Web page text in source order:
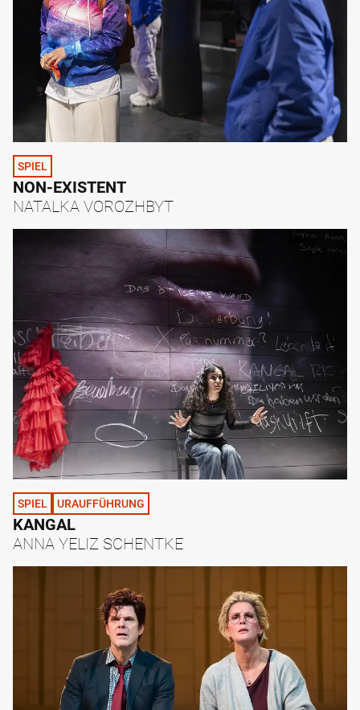
SPIEL
NON-EXISTENT
NATALKA VOROZHBYT
SPIEL URAUFFÜHRUNG
KANGAL
ANNA YELIZ SCHENTKE